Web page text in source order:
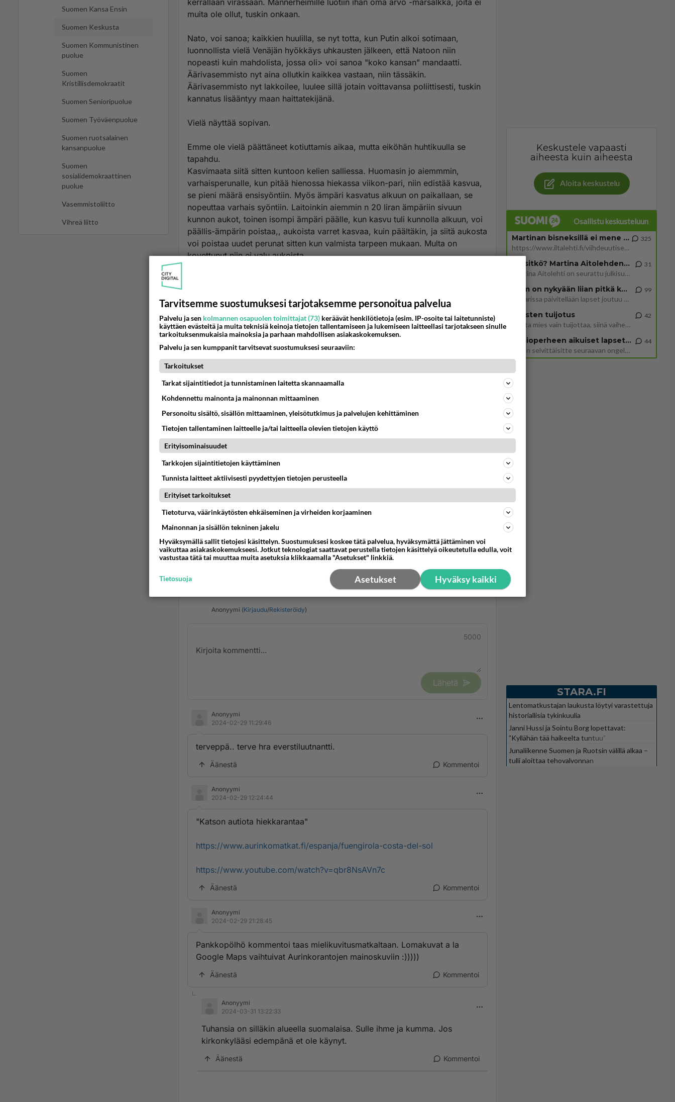
Suomen Kansa Ensin
Suomen Keskusta
Suomen Kommunistinen
puolue
Suomen
Kristillisdemokraatit
Suomen Senioripuolue
Suomen Työväenpuolue
Suomen ruotsalainen
kansanpuolue
Suomen
sosialidemokraattinen
puolue
Vasemmistoliitto
Vihreä liitto
kerrallaan virassaan. Mannerheimille luotiin ihan oma arvo -marsalkka, joita ei
muita ole ollut, tuskin onkaan.
Nato, voi sanoa; kaikkien huulilla, se nyt totta, kun Putin alkoi sotimaan,
luonnollista vielä Venäjän hyökkäys uhkausten jälkeen, että Natoon niin
nopeasti kuin mahdolista, jossa oli> voi sanoa "koko kansan" mandaatti.
Äärivasemmisto nyt aina ollutkin kaikkea vastaan, niin tässäkin.
Äärivasemmisto nyt lakkoilee, luulee sillä jotain voittavansa poliittisesti, tuskin
kannatus lisääntyy maan haittatekijänä.
Vielä näyttää sopivan.
Emme ole vielä päättäneet kotiuttamis aikaa, mutta eiköhän huhtikuulla se
tapahdu.
Kasvimaata siitä sitten kuntoon kelien salliessa. Huomasin jo aiemmmin,
varhaisperunalle, kun pitää hienossa hiekassa viikon-pari, niin edistää kasvua,
se pieni määrä ensisyöntiin. Myös ämpäri kasvatus alkuun on paikallaan, se
nopeuttaa varhais syöntiin. Laitoinkin aiemmin n 20 liran ämpäriin sivuun
kunnon aukot, toinen isompi ämpäri päälle, kun kasvu tuli kunnolla alkuun, voi
päällis-ämpärin poistaa,, aukoista varret kasvaa, kuin päältäkin, ja siitä aukosta
voi poistaa uudet perunat sitten kun valmista tarpeen mukaan. Multa on
kovettunut niin ei valu aukoista.
että oikein kuhina käy -niin sanotusti.
Sinne terveiset.
Äänestä Kommentoi Jaa
Vastaukset Vanhimmat
Anonyymi (Kirjaudu/Rekisteröidy)
5000
Lähetä
Anonyymi
2024-02-29 11:29:46
terveppä.. terve hra everstiluutnantti.
Äänestä Kommentoi
Anonyymi
2024-02-29 12:24:44
"Katson autiota hiekkarantaa"
https://www.aurinkomatkat.fi/espanja/fuengirola-costa-del-sol
https://www.youtube.com/watch?v=qbr8NsAVn7c
Äänestä Kommentoi
Anonyymi
2024-02-29 21:28:45
Pankkopölhö kommentoi taas mielikuvitusmatkaltaan. Lomakuvat a la
Google Maps vaihtuivat Aurinkorantojen mainoskuviin :)))))
Äänestä Kommentoi
Anonyymi
2024-03-31 13:22:33
Tuhansia on silläkin alueella suomalaisa. Sulle ihme ja kumma. Jos
kirkonkylääsi edempänä et ole käynyt.
Äänestä Kommentoi
Keskustele vapaasti
aiheesta kuin aiheesta
Aloita keskustelu
Osallistu keskusteluun
Martinan bisneksillä ei mene hyvin
https://www.iltalehti.fi/viihdeuutiset/a/c46da6ab-340f-4790-aaa7-0865eed2336 Yrityksen konkurssihakemus on tullut kärä
325
Tiesitkö? Martina Aitolehden isäpuoli on tämä suosittu laulaja
Martina Aitolehti on seurattu julkisuuden henkilö. Lähipiiriin mahtuu muitakin tunnettuja henkilöitä. Tiesitkö, että Ma
31
2 km on nykyään liian pitkä koulumatka
Hesarissa päivitellään lapset joutuu nyt kulkemaan 2 km kouluun jösses. Ruostefillarilla tuo matka menee vaikka miten äk
99
Miesten tuijotus
Mutta mies vain tuijottaa, siinä vaiheessa käännän itse pään pois. Mikä juttu? Yleensä jos joku tuijottaa tai katsoo, hä
42
Uusioperheen aikuiset lapset tyhjentää jääkaapin käydessään
Miten selvittäisitte seuraavan ongelman, meillä on uusioperhe, minulla teini-ikäiset lapset ja puolisolla aikuiset, jotk
44
STARA.FI
Lentomatkustajan laukusta löytyi varastettuja
historiallisia tykinkuulia
Janni Hussi ja Sointu Borg lopettavat:
”Kyllähän tää haikeelta tuntuu”
Junaliikenne Suomen ja Ruotsin välillä alkaa –
tulli aloittaa tehovalvonnan
Tarvitsemme suostumuksesi tarjotaksemme personoitua palvelua
Palvelu ja sen kolmannen osapuolen toimittajat (73) keräävät henkilötietoja (esim. IP-osoite tai laitetunniste)
käyttäen evästeitä ja muita teknisiä keinoja tietojen tallentamiseen ja lukemiseen laitteellasi tarjotakseen sinulle
tarkoituksenmukaisia mainoksia ja parhaan mahdollisen asiakaskokemuksen.
Palvelu ja sen kumppanit tarvitsevat suostumuksesi seuraaviin:
Tarkoitukset
Tarkat sijaintitiedot ja tunnistaminen laitetta skannaamalla
Kohdennettu mainonta ja mainonnan mittaaminen
Personoitu sisältö, sisällön mittaaminen, yleisötutkimus ja palvelujen kehittäminen
Tietojen tallentaminen laitteelle ja/tai laitteella olevien tietojen käyttö
Erityisominaisuudet
Tarkkojen sijaintitietojen käyttäminen
Tunnista laitteet aktiivisesti pyydettyjen tietojen perusteella
Erityiset tarkoitukset
Tietoturva, väärinkäytösten ehkäiseminen ja virheiden korjaaminen
Mainonnan ja sisällön tekninen jakelu
Hyväksymällä sallit tietojesi käsittelyn. Suostumuksesi koskee tätä palvelua, hyväksymättä jättäminen voi
vaikuttaa asiakaskokemukseesi. Jotkut teknologiat saattavat perustella tietojen käsittelyä oikeutetulla edulla, voit
vastustaa tätä tai muuttaa muita asetuksia klikkaamalla "Asetukset" linkkiä.
Hyväksy kaikki
Asetukset
Tietosuoja